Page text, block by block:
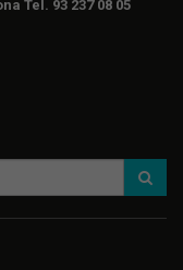
Tel. 93 237 08 05